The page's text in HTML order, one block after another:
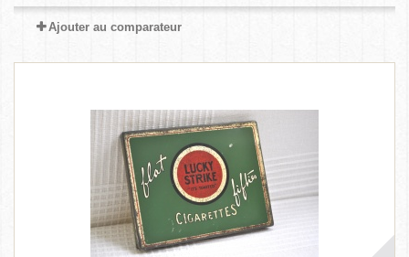
Ajouter au comparateur